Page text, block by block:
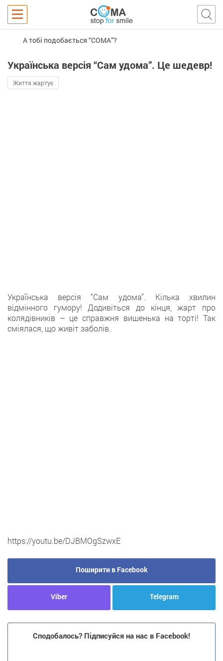
А тобі подобається “COMA”?
Українська версія “Сам удома”. Це шедевр!
Життя жартує
Українська версія “Сам удома”. Кілька хвилин
відмінного гумору! Додивіться до кінця, жарт про
колядівників – це справжня вишенька на торті! Так
сміялася, що живіт заболів.
https://youtu.be/DJBMOgSzwxE
Поширити в Facebook
Viber Telegram
Сподобалось? Підписуйся на нас в Facebook!